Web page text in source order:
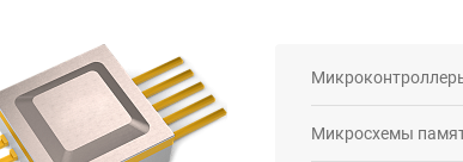
Микросхемы